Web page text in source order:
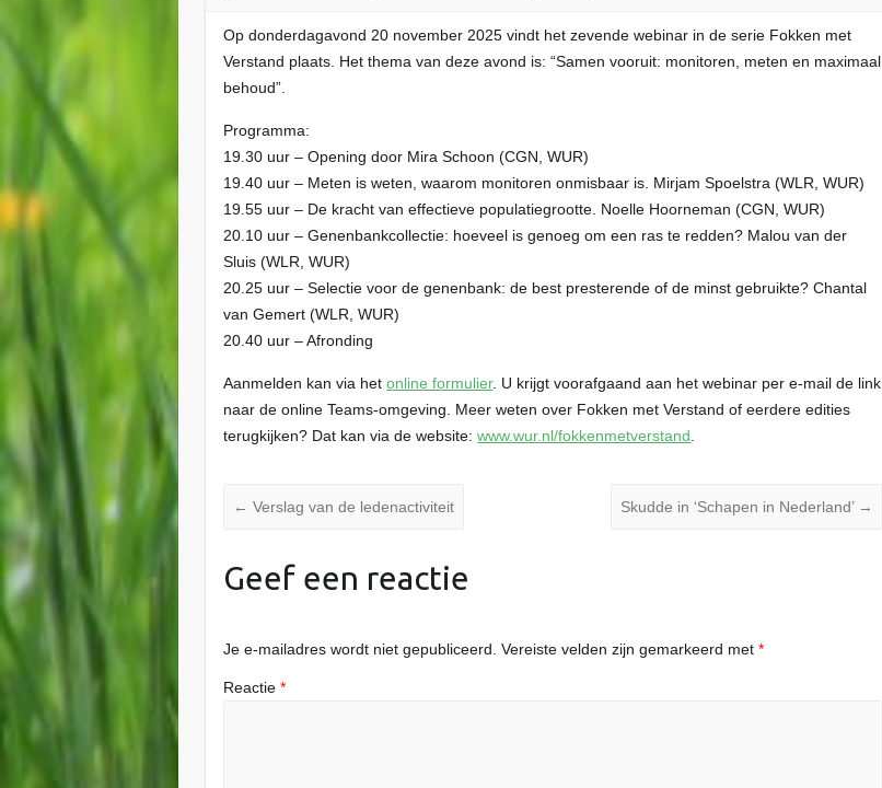
Op donderdagavond 20 november 2025 vindt het zevende webinar in de serie Fokken met
Verstand plaats. Het thema van deze avond is: “Samen vooruit: monitoren, meten en maximaal
behoud”.
Programma:
19.30 uur – Opening door Mira Schoon (CGN, WUR)
19.40 uur – Meten is weten, waarom monitoren onmisbaar is. Mirjam Spoelstra (WLR, WUR)
19.55 uur – De kracht van effectieve populatiegrootte. Noelle Hoorneman (CGN, WUR)
20.10 uur – Genenbankcollectie: hoeveel is genoeg om een ras te redden? Malou van der
Sluis (WLR, WUR)
20.25 uur – Selectie voor de genenbank: de best presterende of de minst gebruikte? Chantal
van Gemert (WLR, WUR)
20.40 uur – Afronding
Aanmelden kan via hetonline formulier. U krijgt voorafgaand aan het webinar per e-mail de link
naar de online Teams-omgeving. Meer weten over Fokken met Verstand of eerdere edities
terugkijken? Dat kan via de website:www.wur.nl/fokkenmetverstand
← Verslag van de ledenactiviteit Skudde in ‘Schapen in Nederland’ →
Geef een reactie
Je e-mailadres wordt niet gepubliceerd. Vereiste velden zijn gemarkeerd met*
Reactie*